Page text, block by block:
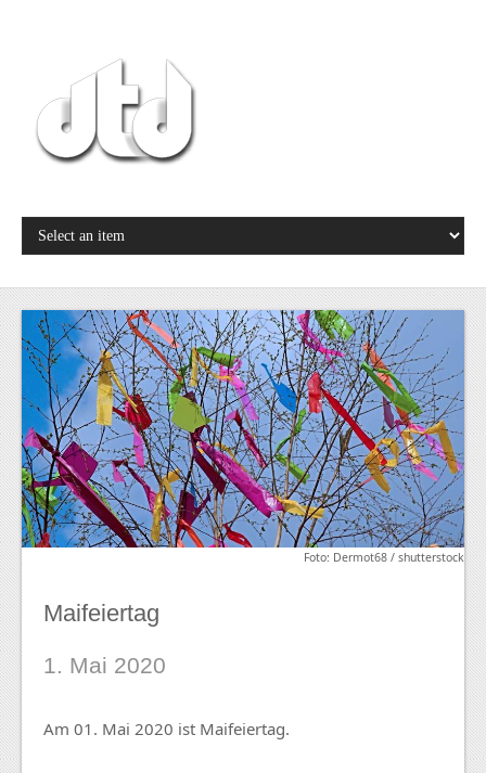
Foto: Dermot68 / shutterstock
Maifeiertag
1. Mai 2020
Am 01. Mai 2020 ist Maifeiertag.